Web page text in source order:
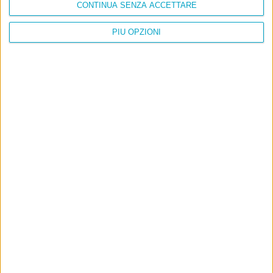
PIÙ OPZIONI
CONTINUA SENZA ACCETTARE
Info